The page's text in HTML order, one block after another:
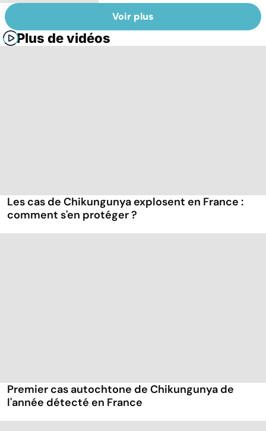
Voir plus
Plus de vidéos
Les cas de Chikungunya explosent en France :
comment s'en protéger ?
Premier cas autochtone de Chikungunya de
l'année détecté en France